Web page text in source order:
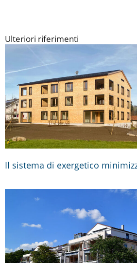
Ulteriori riferimenti
Il sistema di exergetico